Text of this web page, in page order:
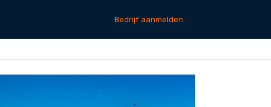
Bedrijf aanmelden